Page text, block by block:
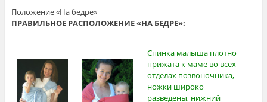
Положение «На бедре»
ПРАВИЛЬНОЕ РАСПОЛОЖЕНИЕ «НА БЕДРЕ»:
Спинка малыша плотно
прижата к маме во всех
отделах позвоночника,
ножки широко
разведены, нижний